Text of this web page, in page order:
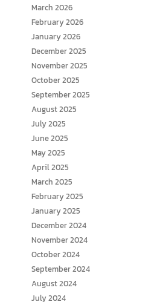
March 2026
February 2026
January 2026
December 2025
November 2025
October 2025
September 2025
August 2025
July 2025
June 2025
May 2025
April 2025
March 2025
February 2025
January 2025
December 2024
November 2024
October 2024
September 2024
August 2024
July 2024